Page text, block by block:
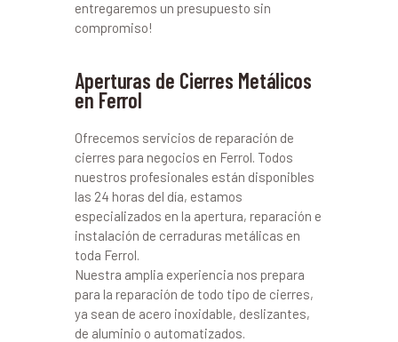
entregaremos un presupuesto sin
compromiso!
Aperturas de Cierres Metálicos
en Ferrol
Ofrecemos servicios de reparación de
cierres para negocios en Ferrol. Todos
nuestros profesionales están disponibles
las 24 horas del día, estamos
especializados en la apertura, reparación e
instalación de cerraduras metálicas en
toda Ferrol.
Nuestra amplia experiencia nos prepara
para la reparación de todo tipo de cierres,
ya sean de acero inoxidable, deslizantes,
de aluminio o automatizados.